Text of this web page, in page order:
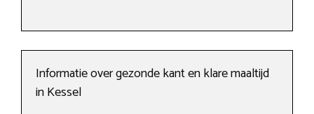
Informatie over gezonde kant en klare maaltijd
in Kessel